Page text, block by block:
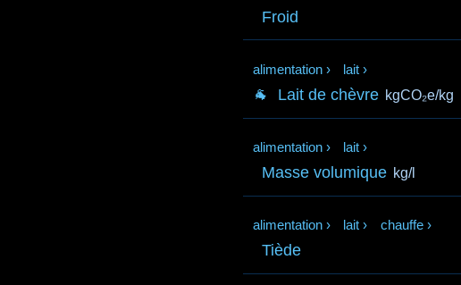
Froid
alimentation › lait ›
🐐 Lait de chèvre kgCO₂e/kg
alimentation › lait ›
Masse volumique kg/l
alimentation › lait › chauffe ›
Tiède